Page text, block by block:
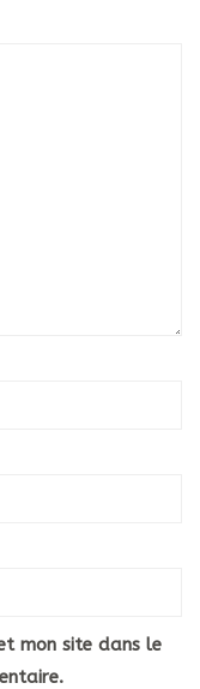
mon site dans le